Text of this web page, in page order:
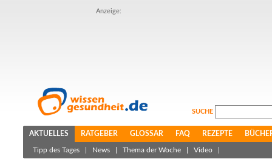
Anzeige:
SUCHE
AKTUELLES RATGEBER GLOSSAR FAQ REZEPTE
Tipp des Tages News Thema der Woche Video